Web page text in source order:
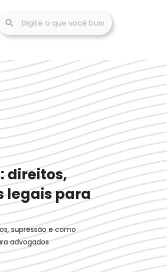
direitos,
legais para
supressão e como
advogados